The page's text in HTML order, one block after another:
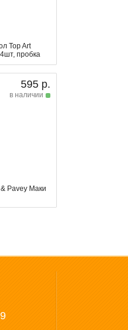
Top Art
пробка
595 р.
в наличии
Pavey Маки